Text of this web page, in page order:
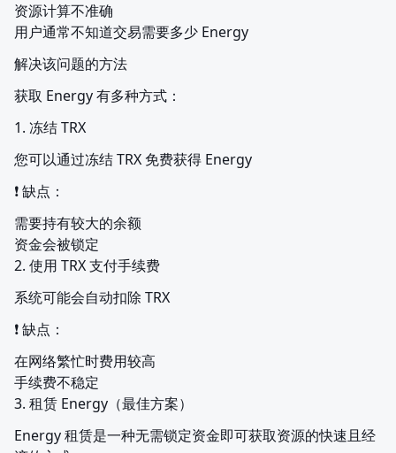
资源计算不准确
用户通常不知道交易需要多少 Energy
解决该问题的方法
获取 Energy 有多种方式：
1. 冻结 TRX
您可以通过冻结 TRX 免费获得 Energy
❗ 缺点：
需要持有较大的余额
资金会被锁定
2. 使用 TRX 支付手续费
系统可能会自动扣除 TRX
❗ 缺点：
在网络繁忙时费用较高
手续费不稳定
3. 租赁 Energy（最佳方案）
Energy 租赁是一种无需锁定资金即可获取资源的快速且经